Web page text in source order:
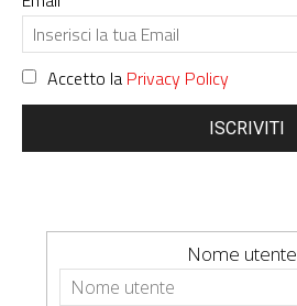
Accetto la Privacy Policy
ISCRIVITI
Nome utente